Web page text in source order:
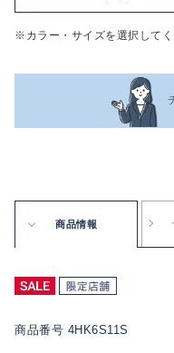
※カラー・サイズを選択して
商品情報
商品番号 4HK6S11S